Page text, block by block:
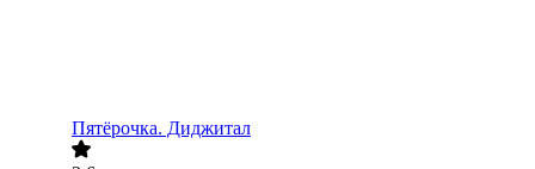
Пятёрочка. Диджитал